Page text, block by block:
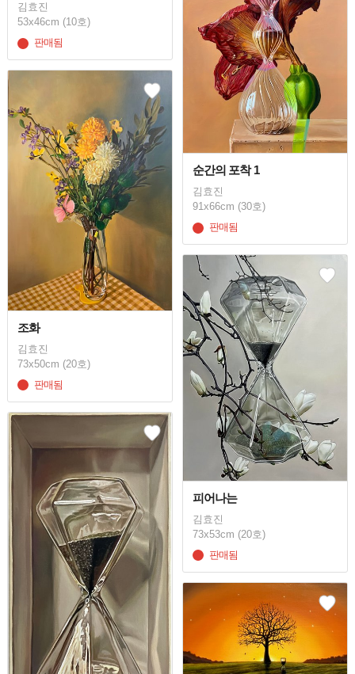
김효진
53x46cm (10호)
판매됨
순간의 포착 1
김효진
91x66cm (30호)
판매됨
조화
김효진
73x50cm (20호)
판매됨
피어나는
김효진
73x53cm (20호)
판매됨